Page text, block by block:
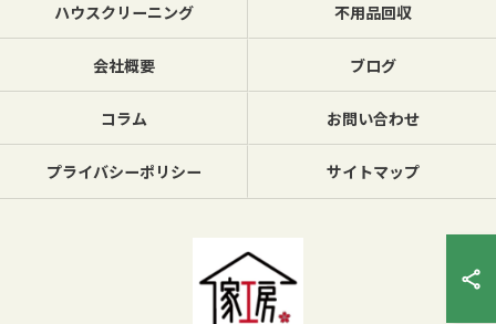
ハウスクリーニング 不用品回収
会社概要 ブログ
コラム お問い合わせ
プライバシーポリシー サイトマップ